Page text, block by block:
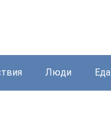
Люди Еда